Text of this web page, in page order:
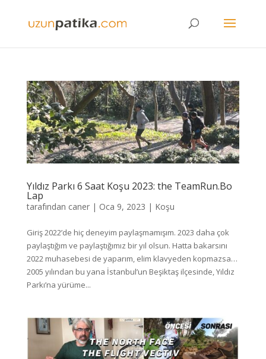
Yıldız Parkı 6 Saat Koşu 2023: the TeamRun.Bo
Lap
tarafından caner| Oca 9, 2023 | Koşu
Giriş 2022’de hiç deneyim paylaşmamışım. 2023 daha çok
paylaştığım ve paylaştığımız bir yıl olsun. Hatta bakarsını
2022 muhasebesi de yaparım, elim klavyeden kopmazsa…
2005 yılından bu yana İstanbul’un Beşiktaş ilçesinde, Yıldız
Parkı’na yürüme...